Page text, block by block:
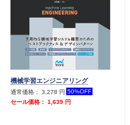
機械学習エンジニアリング
通常価格： 3,278 円 50%OFF
セール価格： 1,639 円